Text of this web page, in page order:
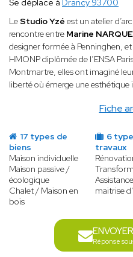
Fiche
Se déplace à Drancy 93700
LeStudio Yzé est un atelier
rencontre entre Marine
designer formée à Penninghen, et
HMONP diplômée de l’ENSA
Montmartre, elles ont imaginé
liberté où émerge une esthétique
17 types de
biens
Maison individuelle
Maison passive /
écologique
Chalet / Maison en
bois
6
travaux
maitrise
Réponse